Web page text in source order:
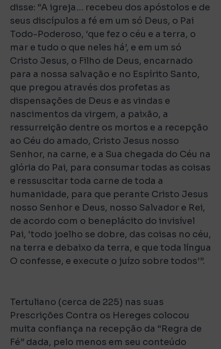
disse: “A igreja… recebeu dos apóstolos e de
seus discípulos a fé em um só Deus, o Pai
Todo-Poderoso, ‘que fez o céu e a terra, o
mar e tudo o que neles há’, e em um só
Cristo Jesus, o Filho de Deus, encarnado
para a nossa salvação e no Espírito Santo,
que pregou através dos profetas as
dispensações de Deus e as vindas e
nascimentos da virgem, a paixão, a
ressurreição dentre os mortos e a recepção
ao Céu do amado, Cristo Jesus nosso
Senhor, na carne, e a Sua chegada do Céu na
glória do Pai, para consumar todas as coisas
e ressuscitar toda carne de toda a
humanidade, para que perante Cristo Jesus
nosso Senhor e Deus, nosso Salvador e Rei,
de acordo com o beneplácito do invisível
Pai, ‘todo joelho se dobre, das coisas no céu,
na terra e debaixo da terra, e que toda língua
O confesse, e execute o juízo sobre todos’”.
Tertuliano (cerca de 225) nas suas
Prescrições Contra os Hereges colocou
muita confiança na recepção da “Regra de
Fé” dada, pelo menos em seu conteúdo